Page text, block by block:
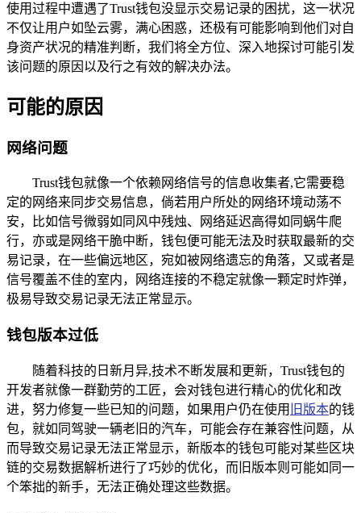
使用过程中遭遇了Trust钱包没显示交易记录的困扰，这一状况
不仅让用户如坠云雾，满心困惑，还极有可能影响到他们对自
身资产状况的精准判断，我们将全方位、深入地探讨可能引发
该问题的原因以及行之有效的解决办法。
可能的原因
网络问题
Trust钱包就像一个依赖网络信号的信息收集者,它需要稳
定的网络来同步交易信息，倘若用户所处的网络环境动荡不
安，比如信号微弱如同风中残烛、网络延迟高得如同蜗牛爬
行，亦或是网络干脆中断，钱包便可能无法及时获取最新的交
易记录，在一些偏远地区，宛如被网络遗忘的角落，又或者是
信号覆盖不佳的室内，网络连接的不稳定就像一颗定时炸弹，
极易导致交易记录无法正常显示。
钱包版本过低
随着科技的日新月异,技术不断发展和更新，Trust钱包的
开发者就像一群勤劳的工匠，会对钱包进行精心的优化和改
进，努力修复一些已知的问题，如果用户仍在使用 旧版本的钱
包，就如同驾驶一辆老旧的汽车，可能会存在兼容性问题，从
而导致交易记录无法正常显示，新版本的钱包可能对某些区块
链的交易数据解析进行了巧妙的优化，而旧版本则可能如同一
个笨拙的新手，无法正确处理这些数据。